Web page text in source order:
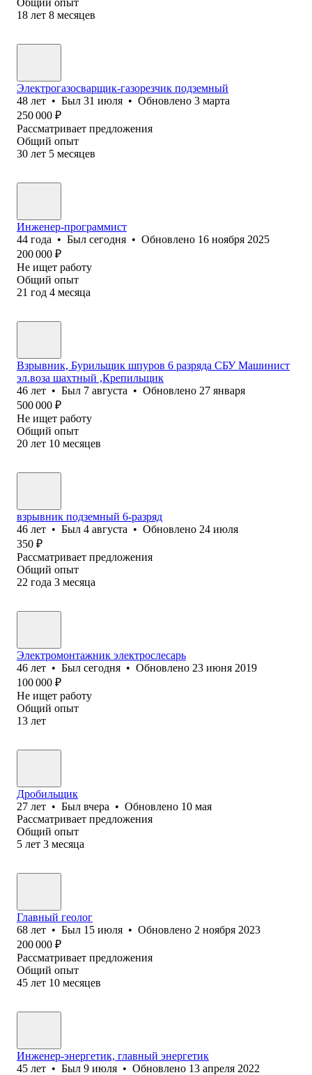
18 лет 8 месяцев
Электрогазосварщик-газорезчик подземный
48 лет • Был 31 июля • Обновлено 3 марта
250 000 ₽
Рассматривает предложения
Общий опыт
30 лет 5 месяцев
Инженер-программист
44 года • Был сегодня • Обновлено 16 ноября 2025
200 000 ₽
Не ищет работу
Общий опыт
21 год 4 месяца
Взрывник, Бурильщик шпуров 6 разряда СБУ Машинист
эл.воза шахтный ,Крепильщик
46 лет • Был 7 августа • Обновлено 27 января
500 000 ₽
Не ищет работу
Общий опыт
20 лет 10 месяцев
взрывник подземный 6-разряд
46 лет • Был 4 августа • Обновлено 24 июля
350 ₽
Рассматривает предложения
Общий опыт
22 года 3 месяца
Электромонтажник электрослесарь
46 лет • Был сегодня • Обновлено 23 июня 2019
100 000 ₽
Не ищет работу
Общий опыт
13 лет
Дробильщик
27 лет • Был вчера • Обновлено 10 мая
Рассматривает предложения
Общий опыт
5 лет 3 месяца
Главный геолог
68 лет • Был 15 июля • Обновлено 2 ноября 2023
200 000 ₽
Рассматривает предложения
Общий опыт
45 лет 10 месяцев
Инженер-энергетик, главный энергетик
45 лет • Был 9 июля • Обновлено 13 апреля 2022